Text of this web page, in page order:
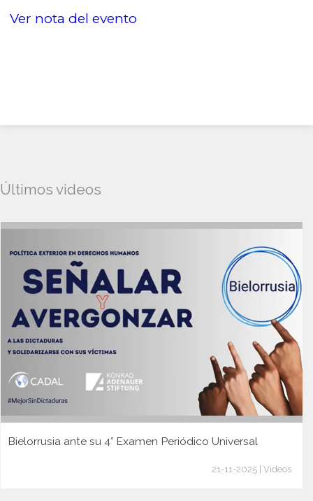
Ver nota del evento
Últimos videos
Bielorrusia ante su 4° Examen Periódico Universal
21-11-2025 | Videos